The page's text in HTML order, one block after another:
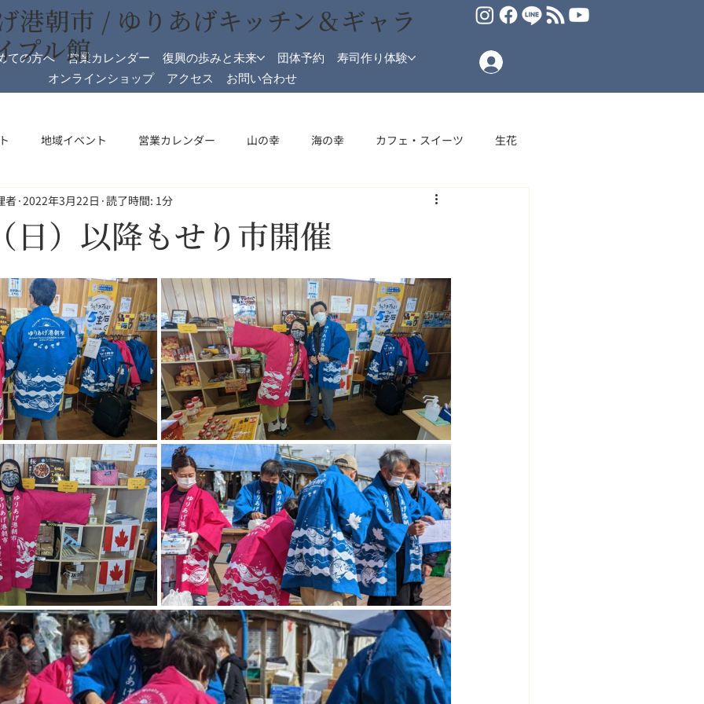
ての方へ 営業カレンダー 復興の歩みと未来 団体予約
寿司作り体験
オンラインショップ
アクセス お問い合わせ
港朝市 / ゆりあげキッチン＆ギャラ
プル館
地域イベント 営業カレンダー 山の幸 海の幸 カフェ・スイーツ 生花
工 メイプル館 メイプル館情報
日）以降もせり市開催
者 2022年3月22日 読了時間: 1分